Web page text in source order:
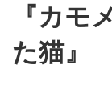
『カモ
た猫』